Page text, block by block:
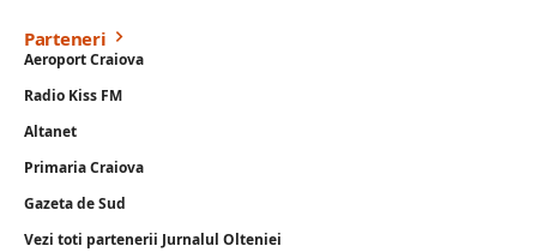
Parteneri
Aeroport Craiova
Radio Kiss FM
Altanet
Primaria Craiova
Gazeta de Sud
Vezi toti partenerii Jurnalul Olteniei